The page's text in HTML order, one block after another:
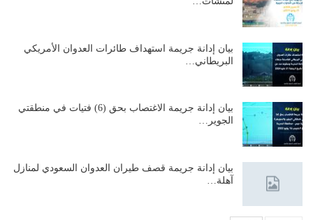
بيان إدانة جريمة استهداف طائرات العدوان الأمريكي
البريطاني…
بيان إدانة جريمة الاغتصاب بحق (6) فتيات في منطقتي
الجوير…
بيان إدانة جريمة قصف طيران العدوان السعودي لمنازل
آهلة…